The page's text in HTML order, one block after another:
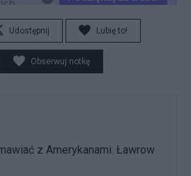
Udostępnij Lubię to!
Obserwuj notkę
z Amerykanami. Ławrow